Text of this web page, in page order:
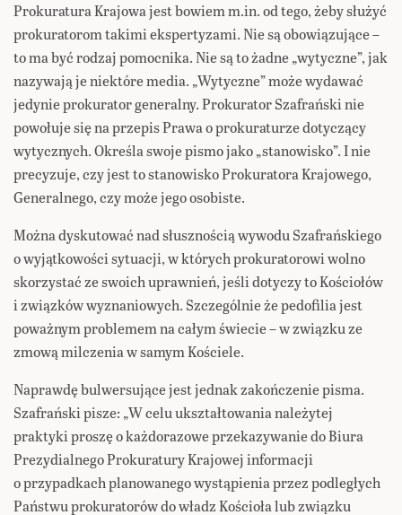
Prokuratura Krajowa jest bowiem m.in. od tego, żeby służyć
prokuratorom takimi ekspertyzami. Nie są obowiązujące –
to ma być rodzaj pomocnika. Nie są to żadne „wytyczne”, jak
nazywają je niektóre media. „Wytyczne” może wydawać
jedynie prokurator generalny. Prokurator Szafrański nie
powołuje się na przepis Prawa o prokuraturze dotyczący
wytycznych. Określa swoje pismo jako „stanowisko”. I nie
precyzuje, czy jest to stanowisko Prokuratora Krajowego,
Generalnego, czy może jego osobiste.
Można dyskutować nad słusznością wywodu Szafrańskiego
o wyjątkowości sytuacji, w których prokuratorowi wolno
skorzystać ze swoich uprawnień, jeśli dotyczy to Kościołów
i związków wyznaniowych. Szczególnie że pedofilia jest
poważnym problemem na całym świecie – w związku ze
zmową milczenia w samym Kościele.
Naprawdę bulwersujące jest jednak zakończenie pisma.
Szafrański pisze: „W celu ukształtowania należytej
praktyki proszę o każdorazowe przekazywanie do Biura
Prezydialnego Prokuratury Krajowej informacji
o przypadkach planowanego wystąpienia przez podległych
Państwu prokuratorów do władz Kościoła lub związku